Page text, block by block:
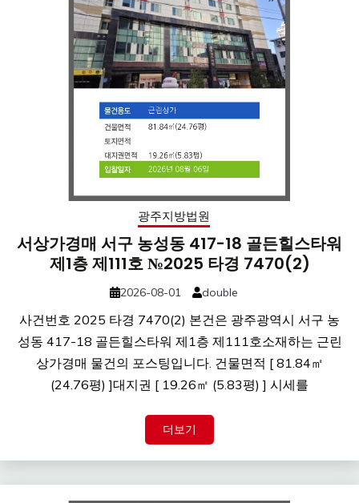
광주지방법원
서상가경매 서구 농성동 417-18 골든힐스타워
제1층 제111호 №2025 타경 7470(2)
2026-08-01 double
사건번호 2025 타경 7470(2) 본건은 광주광역시 서구 농
성동 417-18 골든힐스타워 제1층 제111호소재하는 근린
상가경매 물건의 포스팅입니다. 건물면적 [ 81.84㎡
(24.76평) ]대지권 [ 19.26㎡ (5.83평) ] 시세를
더보기